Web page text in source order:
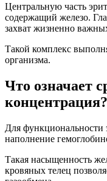
Центральную часть
содержащий железо.
захват жизненно
Такой комплекс
организма.
Что означает
концентрация?
Для функциональности
наполнение
Такая насыщенность
кровяных телец